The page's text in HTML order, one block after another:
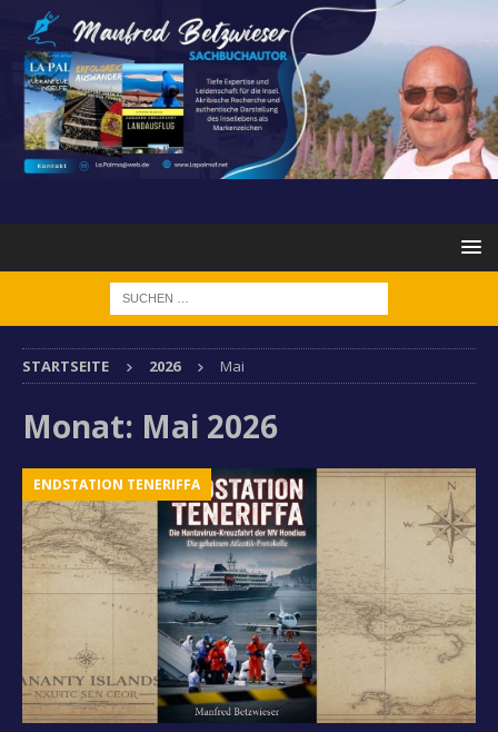
STARTSEITE 2026 Mai
Monat: Mai 2026
ENDSTATION TENERIFFA